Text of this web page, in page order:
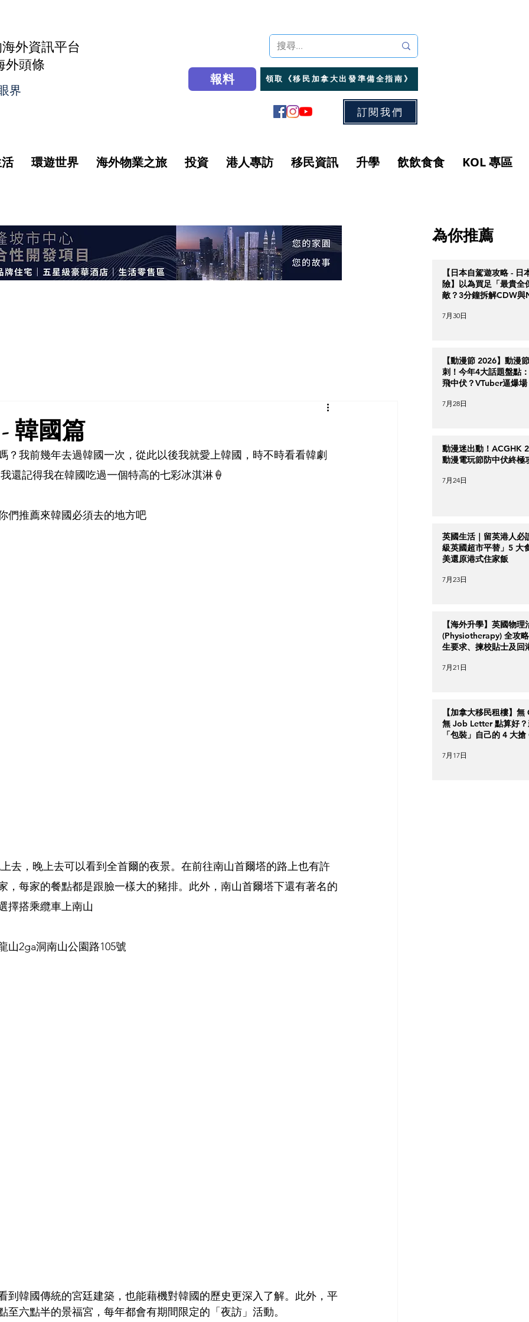
外資訊平台
外頭條
界
報料 領取《移民加拿大出發準備全指南》
訂閱我們
環遊世界 海外物業之旅 投資 港人專訪 移民資訊 升學 飲飲食食 KOL 專區
韓國篇
？我前幾年去過韓國一次，從此以後我就愛上韓國，時不時看看韓劇
還記得我在韓國吃過一個特高的七彩冰淇淋🍦
們推薦來韓國必須去的地方吧
去，晚上去可以看到全首爾的夜景。在前往南山首爾塔的路上也有許
，每家的餐點都是跟臉一樣大的豬排。此外，南山首爾塔下還有著名的
擇搭乘纜車上南山
山2ga洞南山公園路105號
到韓國傳統的宮廷建築，也能藉機對韓國的歷史更深入了解。此外，平
至六點半的景福宮，每年都會有期間限定的「夜訪」活動。
為你推薦
【日本自駕遊攻略 - 日
險】以為買足「最貴全
敵？3分鐘拆解CDW與
7月30日
【動漫節 2026】動漫
刺！今年4大話題盤點
飛中伏？VTuber逼爆場
7月28日
動漫迷出動！ACGHK
動漫電玩節防中伏終極
7月24日
英國生活｜留英港人必
級英國超市平替」5 大
美還原港式住家飯
7月23日
【海外升學】英國物理
(Physiotherapy) 全攻
生要求、揀校貼士及回
7月21日
【加拿大移民租樓】
無 Job Letter 點算好
「包裝」自己的 4 大
7月17日